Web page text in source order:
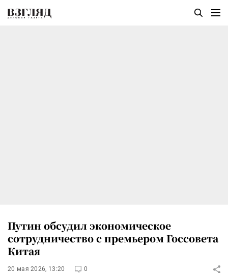
Путин обсудил экономическое
сотрудничество с премьером Госсовета
Китая
20 мая 2026, 13:20 0